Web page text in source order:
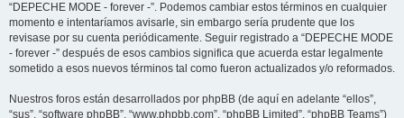
“DEPECHE MODE - forever -”. Podemos cambiar estos términos en cualquier
momento e intentaríamos avisarle, sin embargo sería prudente que los
revisase por su cuenta periódicamente. Seguir registrado a “DEPECHE MODE
- forever -” después de esos cambios significa que acuerda estar legalmente
sometido a esos nuevos términos tal como fueron actualizados y/o reformados.
Nuestros foros están desarrollados por phpBB (de aquí en adelante “ellos”,
“sus”, “software phpBB”, “www.phpbb.com”, “phpBB Limited”, “phpBB Teams”)